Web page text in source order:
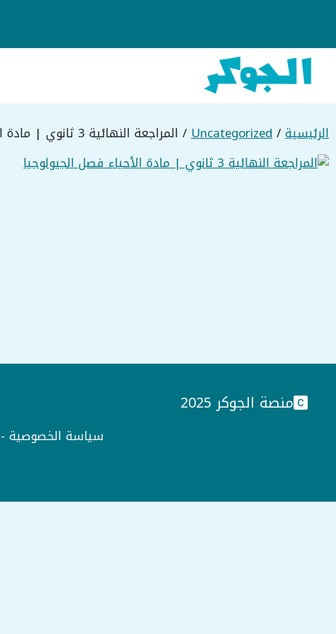
انتقل
المحتوى
الرئيسية/
Uncategorized/ المراجعة النهائية 3 ثانوي | مادة الأحياء فصل الجيولوجيا
منصة الجوكر 2025
سياسة الخصوصية -